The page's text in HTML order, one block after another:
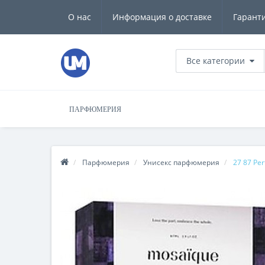
О нас Информация о доставке
Все категории
ПАРФЮМЕРИЯ
Парфюмерия Унисекс парфюмерия 27 87